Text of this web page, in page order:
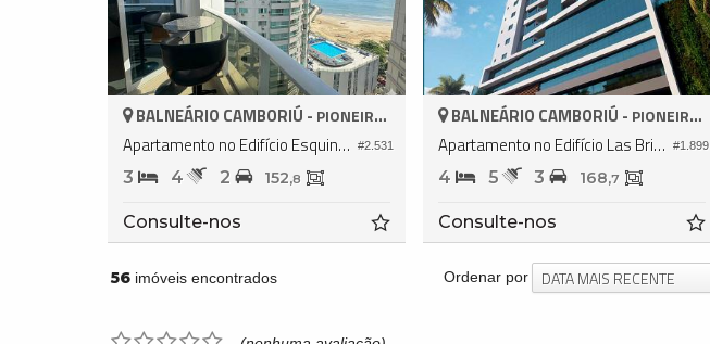
#2.531
BALNEÁRIO CAMBORIÚ - PIONEIROS
Apartamento no Edifício Esquina Bella
3 4 2 152,8
Consulte-nos
#1.899
BALNEÁRIO CAMBORIÚ - PIONEIROS
Apartamento no Edifício Las Brisas
4 5 3 168,7
Consulte-nos
56 imóveis encontrados Ordenar por DATA MAIS RECENTE